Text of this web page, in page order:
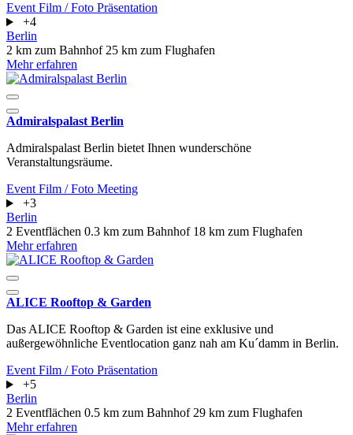
Event Film / Foto Präsentation
+4
Berlin
2 km zum Bahnhof 25 km zum Flughafen
Mehr erfahren
Admiralspalast Berlin
Admiralspalast Berlin bietet Ihnen wunderschöne
Veranstaltungsräume.
Event Film / Foto Meeting
+3
Berlin
2 Eventflächen 0.3 km zum Bahnhof 18 km zum Flughafen
Mehr erfahren
ALICE Rooftop & Garden
Das ALICE Rooftop & Garden ist eine exklusive und
außergewöhnliche Eventlocation ganz nah am Ku´damm in Berlin.
Event Film / Foto Präsentation
+5
Berlin
2 Eventflächen 0.5 km zum Bahnhof 29 km zum Flughafen
Mehr erfahren